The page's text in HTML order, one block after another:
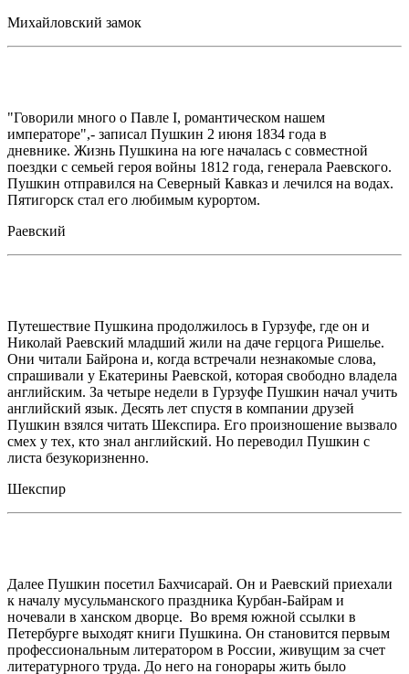
Михайловский замок
"Говорили много о Павле I, романтическом нашем
императоре",- записал Пушкин 2 июня 1834 года в
дневнике. Жизнь Пушкина на юге началась с совместной
поездки с семьей героя войны 1812 года, генерала Раевского.
Пушкин отправился на Северный Кавказ и лечился на водах.
Пятигорск стал его любимым курортом.
Раевский
Путешествие Пушкина продолжилось в Гурзуфе, где он и
Николай Раевский младший жили на даче герцога Ришелье.
Они читали Байрона и, когда встречали незнакомые слова,
спрашивали у Екатерины Раевской, которая свободно владела
английским. За четыре недели в Гурзуфе Пушкин начал учить
английский язык. Десять лет спустя в компании друзей
Пушкин взялся читать Шекспира. Его произношение вызвало
смех у тех, кто знал английский. Но переводил Пушкин с
листа безукоризненно.
Шекспир
Далее Пушкин посетил Бахчисарай. Он и Раевский приехали
к началу мусульманского праздника Курбан-Байрам и
ночевали в ханском дворце. Во время южной ссылки в
Петербурге выходят книги Пушкина. Он становится первым
профессиональным литератором в России, живущим за счет
литературного труда. До него на гонорары жить было